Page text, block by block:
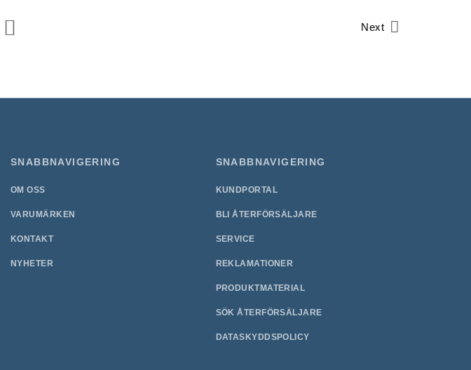
Next
SNABBNAVIGERING
OM OSS
VARUMÄRKEN
KONTAKT
NYHETER
SNABBNAVIGERING
KUNDPORTAL
BLI ÅTERFÖRSÄLJARE
SERVICE
REKLAMATIONER
PRODUKTMATERIAL
SÖK ÅTERFÖRSÄLJARE
DATASKYDDSPOLICY